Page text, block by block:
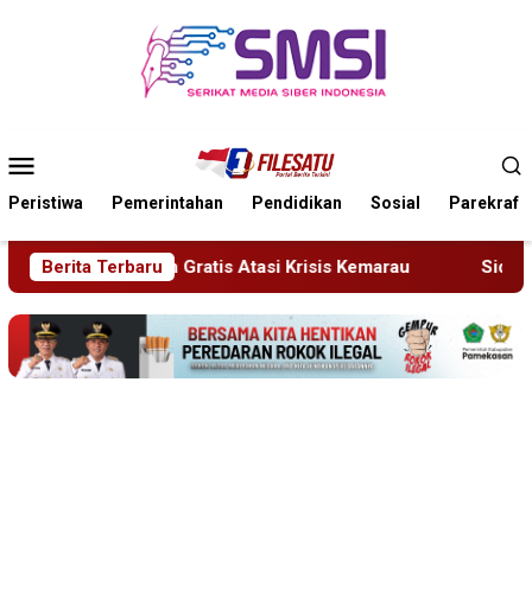
Mobile
Peristiwa Pemerintahan Pendidikan Sosial Parekraf
Berita Terbaru
Kemarau Sidang Tipiring, Penjual Miras Hasil Razia